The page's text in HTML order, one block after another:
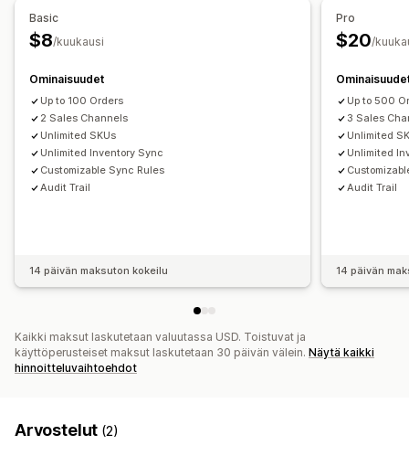
Basic
$8/kuukausi
Ominaisuudet
Up to 100 Orders
2 Sales Channels
Unlimited SKUs
Unlimited Inventory Sync
Customizable Sync Rules
Audit Trail
14 päivän maksuton kokeilu
Pro
$20/
Up to 500
3 Sales
Unlimited
Unlimited
Audit Trail
14 päivän
Kaikki maksut laskutetaan valuutassa USD. Toistuvat ja
käyttöperusteiset maksut laskutetaan 30 päivän välein. Näytä kaikki
hinnoitteluvaihtoehdot
Arvostelut (2)